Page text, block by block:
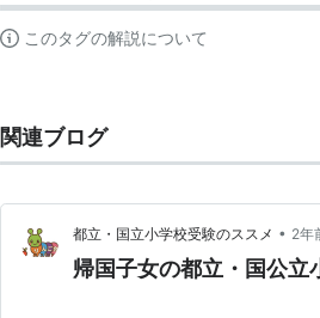
このタグの解説について
関連ブログ
都立・国立小学校受験のススメ • 2年
帰国子女の都立・国公立